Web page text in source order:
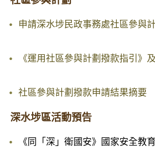
申請深水埗民政事務處社區參與
《運用社區參與計劃撥款指引》
社區參與計劃撥款申請結果摘要
深水埗區活動預告
《同「深」衛國安》國家安全教